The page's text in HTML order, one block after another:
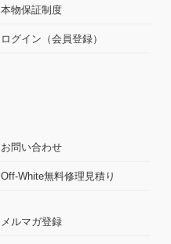
本物保証制度
ログイン（会員登録）
お問い合わせ
Off-White無料修理見積り
メルマガ登録